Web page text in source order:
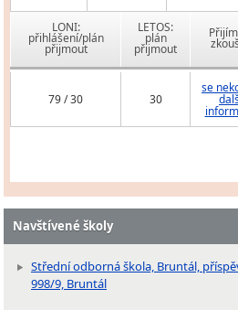
LONI:
přihlášení/plán
přijmout
LETOS:
plán
přijmout
79 / 30 30
se
Navštívené školy
Střední odborná škola, Bruntál,
998/9, Bruntál